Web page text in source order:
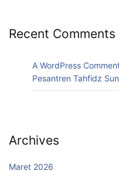
Recent Comments
A WordPress
Pesantren Tahfidz
Archives
Maret 2026